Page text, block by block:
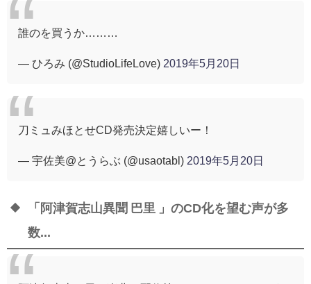
誰のを買うか………
— ひろみ (@StudioLifeLove) 2019年5月20日
刀ミュみほとせCD発売決定嬉しいー！
— 宇佐美@とうらぶ (@usaotabl) 2019年5月20日
「阿津賀志山異聞 巴里 」のCD化を望む声が多
数...